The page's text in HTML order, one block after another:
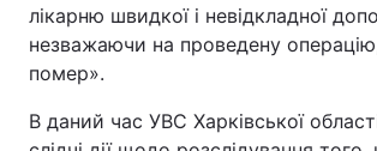
лікарню швидкої і невідкладної
незважаючи на проведену
помер».
В даний час УВС Харківської